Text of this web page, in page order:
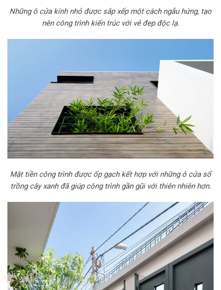
Những ô cửa kính nhỏ được sắp xếp một cách ngẫu hứng, tạo
nên công trình kiến trúc với vẻ đẹp độc lạ.
Mặt tiền công trình được ốp gạch kết hợp với những ô cửa sổ
trồng cây xanh đã giúp công trình gần gũi với thiên nhiên hơn.